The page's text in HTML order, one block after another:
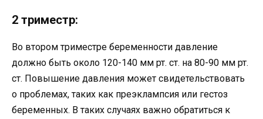
2 триместр:
Во втором триместре беременности давление
должно быть около 120-140 мм рт. ст. на 80-90 мм рт.
ст. Повышение давления может свидетельствовать
о проблемах, таких как преэклампсия или гестоз
беременных. В таких случаях важно обратиться к